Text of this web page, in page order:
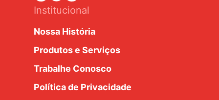
Institucional
Nossa História
Produtos e Serviços
Trabalhe Conosco
Política de Privacidade